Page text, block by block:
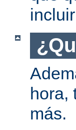
hora,
más.